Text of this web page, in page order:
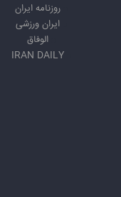
روزنامه ایران
ایران ورزشی
الوفاق
IRAN DAILY